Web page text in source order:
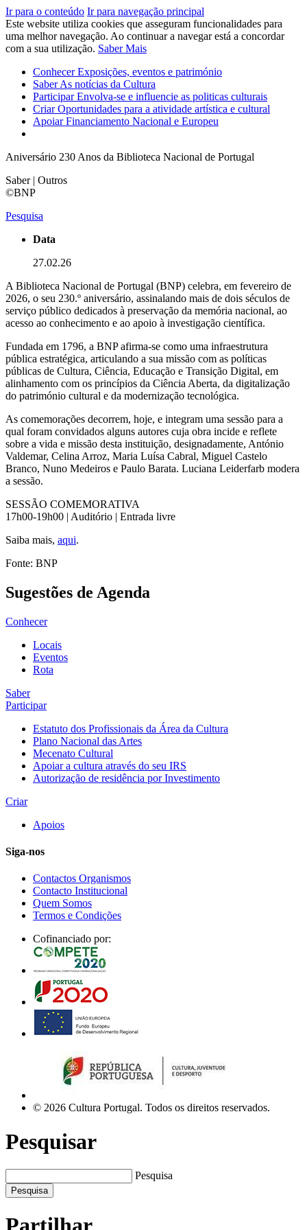
Ir para o conteúdo Ir para navegação principal
Este website utiliza cookies que asseguram funcionalidades para
uma melhor navegação. Ao continuar a navegar está a concordar
com a sua utilização. Saber Mais
ConhecerExposições, eventos e património
SaberAs notícias da Cultura
ParticiparEnvolva-se e influencie as politicas culturais
CriarOportunidades para a atividade artística e cultural
ApoiarFinanciamento Nacional e Europeu
Aniversário 230 Anos da Biblioteca Nacional de Portugal
Saber | Outros
©BNP
Pesquisa
Data
27.02.26
A Biblioteca Nacional de Portugal (BNP) celebra, em fevereiro de
2026, o seu 230.º aniversário, assinalando mais de dois séculos de
serviço público dedicados à preservação da memória nacional, ao
acesso ao conhecimento e ao apoio à investigação científica.
Fundada em 1796, a BNP afirma-se como uma infraestrutura
pública estratégica, articulando a sua missão com as políticas
públicas de Cultura, Ciência, Educação e Transição Digital, em
alinhamento com os princípios da Ciência Aberta, da digitalização
do património cultural e da modernização tecnológica.
As comemorações decorrem, hoje, e integram uma sessão para a
qual foram convidados alguns autores cuja obra incide e reflete
sobre a vida e missão desta instituição, designadamente, António
Valdemar, Celina Arroz, Maria Luísa Cabral, Miguel Castelo
Branco, Nuno Medeiros e Paulo Barata. Luciana Leiderfarb modera
a sessão.
SESSÃO COMEMORATIVA
17h00-19h00 | Auditório | Entrada livre
Saiba mais, aqui.
Fonte: BNP
Sugestões de Agenda
Conhecer
Locais
Eventos
Rota
Saber
Participar
Estatuto dos Profissionais da Área da Cultura
Plano Nacional das Artes
Mecenato Cultural
Apoiar a cultura através do seu IRS
Autorização de residência por Investimento
Criar
Apoios
Siga-nos
Contactos Organismos
Contacto Institucional
Quem Somos
Termos e Condições
Cofinanciado por:
© 2026 Cultura Portugal. Todos os direitos reservados.
Pesquisar
Pesquisa
Pesquisa
Partilhar